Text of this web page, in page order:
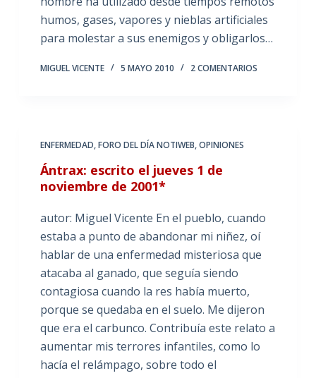
humos, gases, vapores y nieblas artificiales
para molestar a sus enemigos y obligarlos…
MIGUEL VICENTE 5 MAYO 2010 2 COMENTARIOS
ENFERMEDAD,FORO DEL DÍA NOTIWEB,OPINIONES
Ántrax: escrito el jueves 1 de
noviembre de 2001*
autor: Miguel Vicente En el pueblo, cuando
estaba a punto de abandonar mi niñez, oí
hablar de una enfermedad misteriosa que
atacaba al ganado, que seguía siendo
contagiosa cuando la res había muerto,
porque se quedaba en el suelo. Me dijeron
que era el carbunco. Contribuía este relato a
aumentar mis terrores infantiles, como lo
hacía el relámpago, sobre todo el